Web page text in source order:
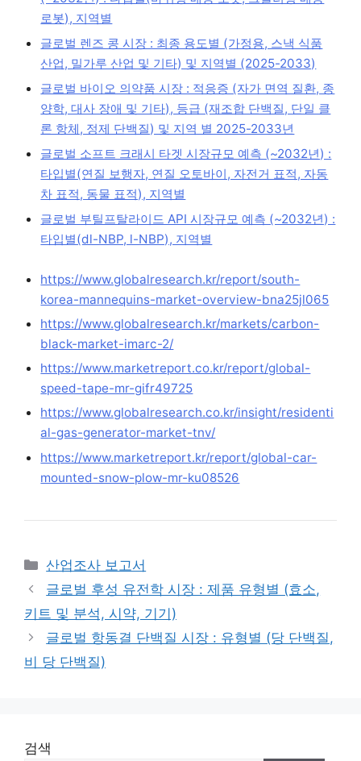
로봇), 지역별
글로벌 렌즈 콩 시장 : 최종 용도별 (가정용, 스낵 식품
산업, 밀가루 산업 및 기타) 및 지역별 (2025-2033)
글로벌 바이오 의약품 시장 : 적응증 (자가 면역 질환, 종
양학, 대사 장애 및 기타), 등급 (재조합 단백질, 단일 클
론 항체, 정제 단백질) 및 지역 별 2025-2033년
글로벌 소프트 크래시 타겟 시장규모 예측 (~2032년) :
타입별(연질 보행자, 연질 오토바이, 자전거 표적, 자동
차 표적, 동물 표적), 지역별
글로벌 부틸프탈라이드 API 시장규모 예측 (~2032년) :
타입별(dl-NBP, l-NBP), 지역별
https://www.globalresearch.kr/report/south-
korea-mannequins-market-overview-bna25jl065
https://www.globalresearch.kr/markets/carbon-
black-market-imarc-2/
https://www.marketreport.co.kr/report/global-
speed-tape-mr-gifr49725
https://www.globalresearch.co.kr/insight/residenti
al-gas-generator-market-tnv/
https://www.marketreport.kr/report/global-car-
mounted-snow-plow-mr-ku08526
Categories
산업조사 보고서
글로벌 후성 유전학 시장 : 제품 유형별 (효소,
키트 및 분석, 시약, 기기)
글로벌 항동결 단백질 시장 : 유형별 (당 단백질,
비 당 단백질)
검색